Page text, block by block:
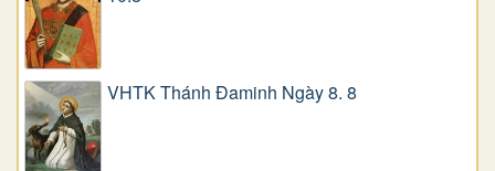
VHTK Thánh Đaminh Ngày 8. 8